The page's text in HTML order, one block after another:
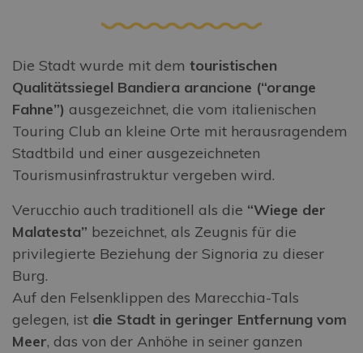
Die Stadt wurde mit dem touristischen
Qualitätssiegel Bandiera arancione (“orange
Fahne”) ausgezeichnet, die vom italienischen
Touring Club an kleine Orte mit herausragendem
Stadtbild und einer ausgezeichneten
Tourismusinfrastruktur vergeben wird.
Verucchio auch traditionell als die “Wiege der
Malatesta” bezeichnet, als Zeugnis für die
privilegierte Beziehung der Signoria zu dieser
Burg.
Auf den Felsenklippen des Marecchia-Tals
gelegen, ist die Stadt in geringer Entfernung vom
Meer, das von der Anhöhe in seiner ganzen